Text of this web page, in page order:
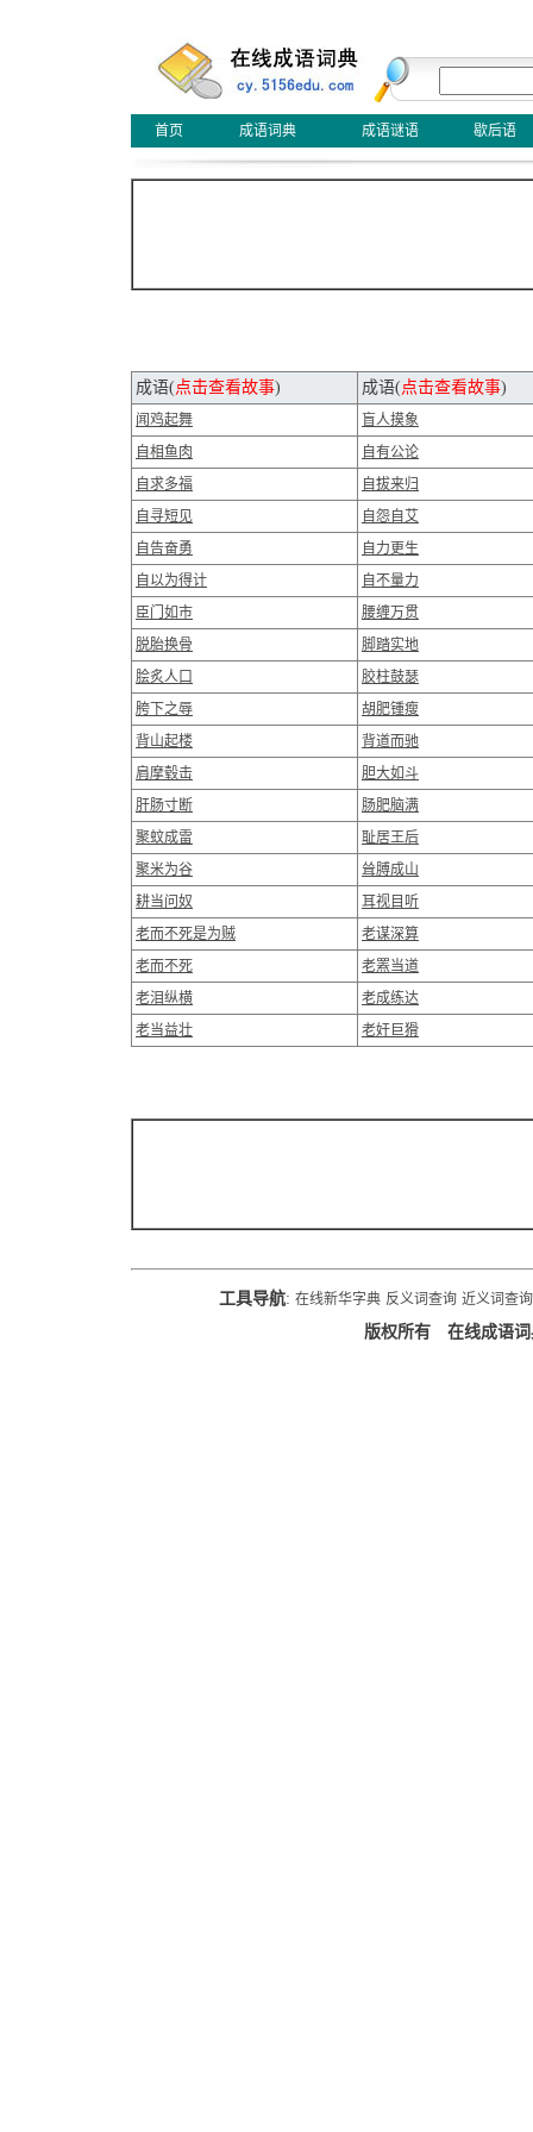
首页 成语词典 成语谜语 歇后语
成语(点击查看故事) 成语(点击查看故事)
闻鸡起舞
盲人摸象
自相鱼肉
自有公论
自求多福
自拔来归
自寻短见
自怨自艾
自告奋勇
自力更生
自以为得计
自不量力
臣门如市
腰缠万贯
脱胎换骨
脚踏实地
脍炙人口
胶柱鼓瑟
胯下之辱
胡肥锺瘦
背山起楼
背道而驰
肩摩毂击
胆大如斗
肝肠寸断
肠肥脑满
聚蚊成雷
耻居王后
聚米为谷
耸膊成山
耕当问奴
耳视目听
老而不死是为贼
老谋深算
老而不死
老罴当道
老泪纵横
老成练达
老当益壮
老奸巨猾
工具导航: 在线新华字典 反义词查询 近义词查询
版权所有 在线成语词